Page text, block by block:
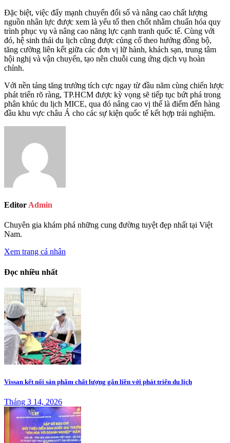
Đặc biệt, việc đẩy mạnh chuyển đổi số và nâng cao chất lượng
nguồn nhân lực được xem là yếu tố then chốt nhằm chuẩn hóa quy
trình phục vụ và nâng cao năng lực cạnh tranh quốc tế. Cùng với
đó, hệ sinh thái du lịch cũng được củng cố theo hướng đồng bộ,
tăng cường liên kết giữa các đơn vị lữ hành, khách sạn, trung tâm
hội nghị và vận chuyển, tạo nên chuỗi cung ứng dịch vụ hoàn
chỉnh.
Với nền tảng tăng trưởng tích cực ngay từ đầu năm cùng chiến lược
phát triển rõ ràng, TP.HCM được kỳ vọng sẽ tiếp tục bứt phá trong
phân khúc du lịch MICE, qua đó nâng cao vị thế là điểm đến hàng
đầu khu vực châu Á cho các sự kiện quốc tế kết hợp trải nghiệm.
Editor Admin
Chuyên gia khám phá những cung đường tuyệt đẹp nhất tại Việt
Nam.
Xem trang cá nhân
Đọc nhiều nhất
Vissan kết nối sản phẩm chất lượng gắn liền với phát triển du lịch
Tháng 3 14, 2026